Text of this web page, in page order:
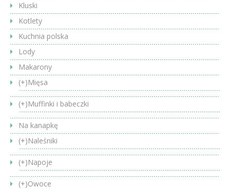
Kluski
Kotlety
Kuchnia polska
Lody
Makarony
(+)Mięsa
(+)Muffinki i babeczki
Na kanapkę
(+)Naleśniki
(+)Napoje
(+)Owoce